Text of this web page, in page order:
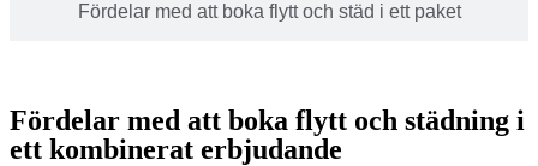
Fördelar med att boka flytt och städ i ett paket
Fördelar med att boka flytt och städning i
ett kombinerat erbjudande